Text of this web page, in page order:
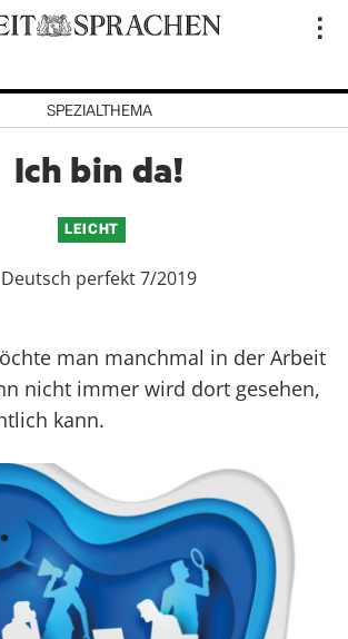
SPEZIALTHEMA
Ich bin da!
LEICHT
Deutsch perfekt 7/2019
man manchmal in der Arbeit
nicht immer wird dort gesehen,
kann.